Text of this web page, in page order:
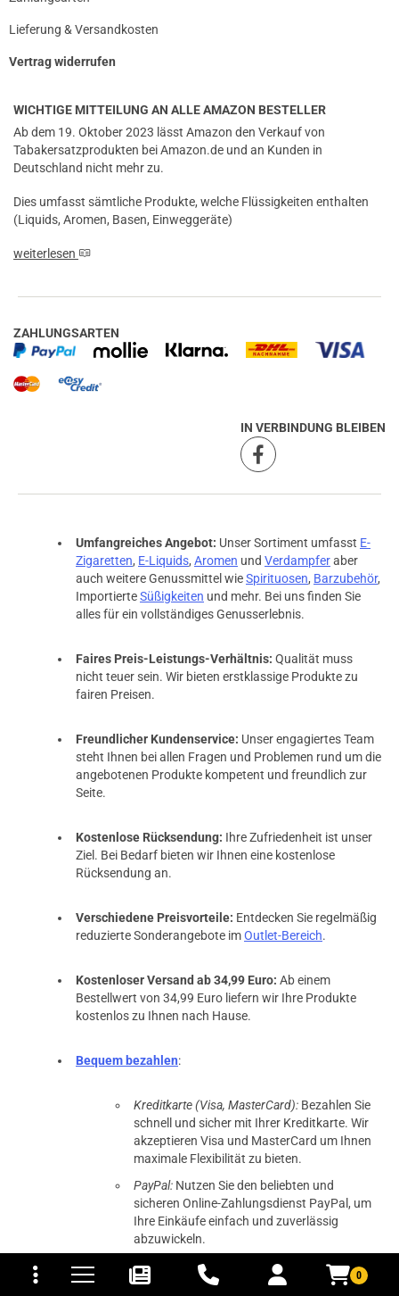
0
und Versandkosten
Lieferung & Versandkosten
Vertrag widerrufen
WICHTIGE MITTEILUNG AN ALLE AMAZON BESTELLER
Ab dem 19. Oktober 2023 lässt Amazon den Verkauf von
Tabakersatzprodukten bei Amazon.de und an Kunden in
Deutschland nicht mehr zu.
Dies umfasst sämtliche Produkte, welche Flüssigkeiten enthalten
(Liquids, Aromen, Basen, Einweggeräte)
weiterlesen
ZAHLUNGSARTEN
IN VERBINDUNG BLEIBEN
Umfangreiches Angebot: Unser Sortiment umfasst E-
Zigaretten, E-Liquids, Aromen und Verdampferaber
auch weitere Genussmittel wieSpirituosen, Barzubehör,
ImportierteSüßigkeiten und mehr. Bei uns finden Sie
alles für ein vollständiges Genusserlebnis.
Faires Preis-Leistungs-Verhältnis: Qualität muss
nicht teuer sein. Wir bieten erstklassige Produkte zu
fairen Preisen.
Freundlicher Kundenservice: Unser engagiertes Team
steht Ihnen bei allen Fragen und Problemen rund um die
angebotenen Produkte kompetent und freundlich zur
Seite.
Kostenlose Rücksendung: Ihre Zufriedenheit ist unser
Ziel. Bei Bedarf bieten wir Ihnen eine kostenlose
Rücksendung an.
Verschiedene Preisvorteile: Entdecken Sie regelmäßig
reduzierte Sonderangebote imOutlet-Bereich.
Kostenloser Versand ab 34,99 Euro: Ab einem
Bestellwert von 34,99 Euro liefern wir Ihre Produkte
kostenlos zu Ihnen nach Hause.
Bequem bezahlen:
Kreditkarte (Visa, MasterCard): Bezahlen Sie
schnell und sicher mit Ihrer Kreditkarte. Wir
akzeptieren Visa und MasterCard um Ihnen
maximale Flexibilität zu bieten.
PayPal: Nutzen Sie den beliebten und
sicheren Online-Zahlungsdienst PayPal, um
Ihre Einkäufe einfach und zuverlässig
abzuwickeln.
Klarna (Kauf auf Rechnung): Der Kauf auf
Rechnung über Klarna ermöglicht es Ihnen,